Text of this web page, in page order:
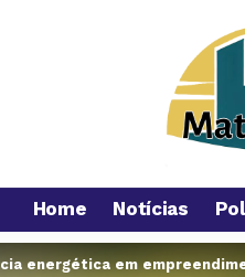
Home Notícias
energética em